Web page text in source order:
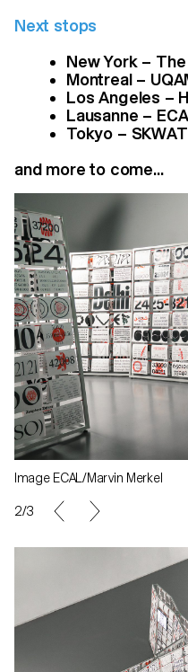
Next stops
New York –
Montreal –
Los Angeles –
Lausanne –
Tokyo –
and more to come...
Image ECAL/Marvin Merkel
2/3